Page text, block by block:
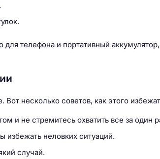
для телефона и портативный
несколько советов, как этого
и не стремитесь охватить все за один
избежать неловких ситуаций.
случай.